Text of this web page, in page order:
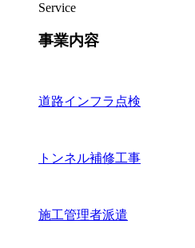
Service
事業内容
道路インフラ点検
トンネル補修工事
施工管理者派遣